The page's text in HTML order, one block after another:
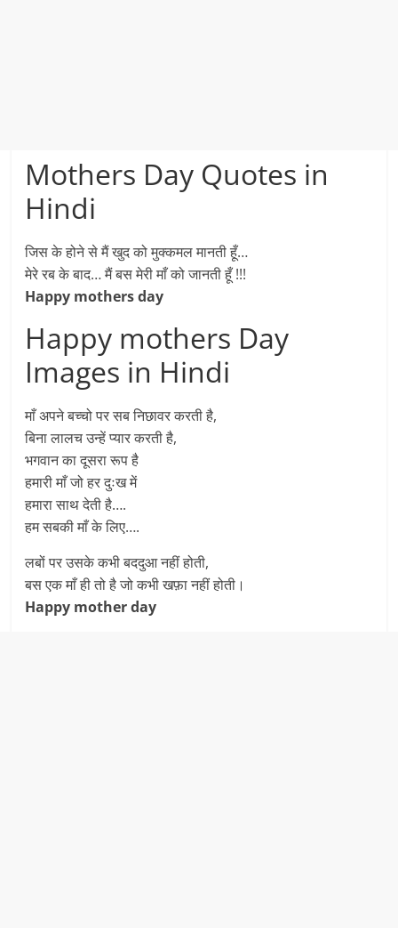
Mothers Day Quotes in
Hindi
जिस के होने से मैं खुद को मुक्कमल मानती हूँ…
मेरे रब के बाद… मैं बस मेरी माँ को जानती हूँ !!!
Happy mothers day
Happy mothers Day
Images in Hindi
माँ अपने बच्चो पर सब निछावर करती है,
बिना लालच उन्हें प्यार करती है,
भगवान का दूसरा रूप है
हमारी माँ जो हर दुःख में
हमारा साथ देती है….
हम सबकी माँ के लिए….
लबों पर उसके कभी बददुआ नहीं होती,
बस एक माँ ही तो है जो कभी खफ़ा नहीं होती।
Happy mother day